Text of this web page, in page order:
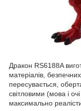
Дракон RS6188A
матеріалів,
пересувається,
світловими (мова і
максимально